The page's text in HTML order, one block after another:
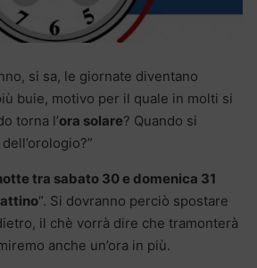
si sa, le giornate diventano
buie, motivo per il quale in molti si
torna l’ora solare? Quando si
tra sabato 30 e domenica 31
“. Si dovranno perciò spostare
il chè vorrà dire che tramonterà
anche un’ora in più.